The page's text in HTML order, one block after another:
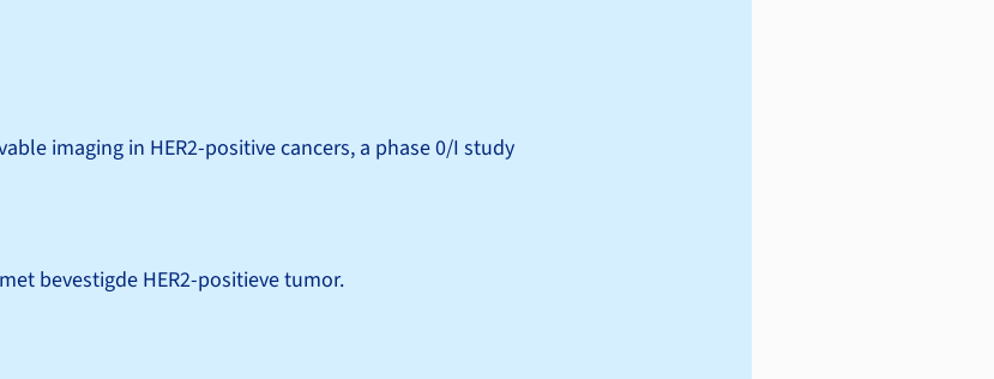
imaging in HER2-positive cancers, a phase 0/I study
bevestigde HER2-positieve tumor.